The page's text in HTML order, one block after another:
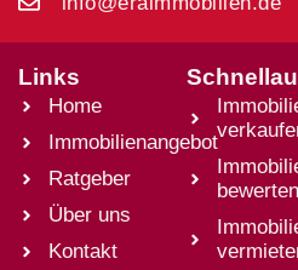
Links
Home
Immobilienangebot
Ratgeber
Über uns
Kontakt
bewerten